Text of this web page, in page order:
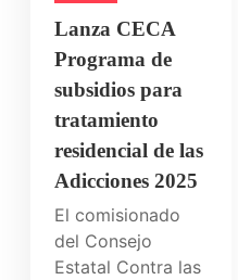
Lanza CECA
Programa de
subsidios para
tratamiento
residencial de las
Adicciones 2025
El comisionado
del Consejo
Estatal Contra las